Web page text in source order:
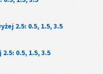
2.5: 0.5, 1.5, 3.5
0.5, 1.5, 3.5